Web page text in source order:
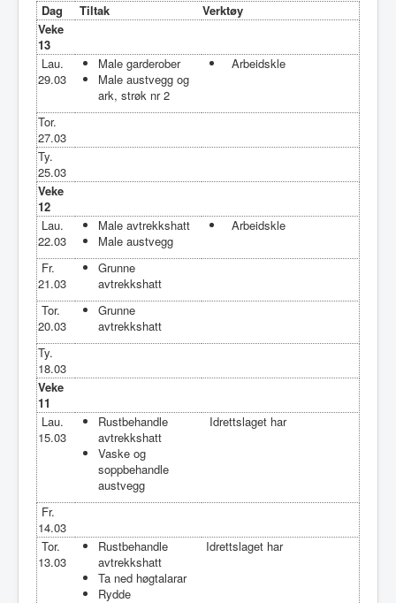
Dag Tiltak
Verktøy
Veke
13
Lau.
29.03
Male garderober
Male austvegg og
ark, strøk nr 2
Arbeidskle
Tor.
27.03
Ty.
25.03
Veke
12
Lau.
22.03
Male avtrekkshatt
Male austvegg
Arbeidskle
Fr.
21.03
Grunne
avtrekkshatt
Tor.
20.03
Grunne
avtrekkshatt
Ty.
18.03
Veke
11
Lau.
15.03
Rustbehandle
avtrekkshatt
Vaske og
soppbehandle
austvegg
Idrettslaget har
Fr.
14.03
Tor.
13.03
Rustbehandle
avtrekkshatt
Ta ned høgtalarar
Rydde
Idrettslaget har